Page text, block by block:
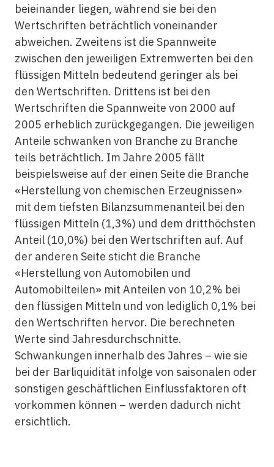
beieinander liegen, während sie bei den
Wertschriften beträchtlich voneinander
abweichen. Zweitens ist die Spannweite
zwischen den jeweiligen Extremwerten bei den
flüssigen Mitteln bedeutend geringer als bei
den Wertschriften. Drittens ist bei den
Wertschriften die Spannweite von 2000 auf
2005 erheblich zurückgegangen. Die jeweiligen
Anteile schwanken von Branche zu Branche
teils beträchtlich. Im Jahre 2005 fällt
beispielsweise auf der einen Seite die Branche
«Herstellung von chemischen Erzeugnissen»
mit dem tiefsten Bilanzsummenanteil bei den
flüssigen Mitteln (1,3%) und dem dritthöchsten
Anteil (10,0%) bei den Wertschriften auf. Auf
der anderen Seite sticht die Branche
«Herstellung von Automobilen und
Automobilteilen» mit Anteilen von 10,2% bei
den flüssigen Mitteln und von lediglich 0,1% bei
den Wertschriften hervor. Die berechneten
Werte sind Jahresdurchschnitte.
Schwankungen innerhalb des Jahres – wie sie
bei der Barliquidität infolge von saisonalen oder
sonstigen geschäftlichen Einflussfaktoren oft
vorkommen können – werden dadurch nicht
ersichtlich.